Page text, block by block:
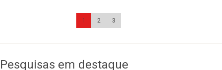
1 2 3
Pesquisas em destaque